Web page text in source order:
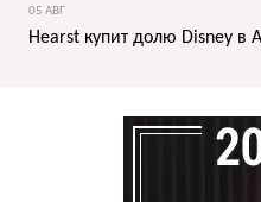
05 АВГ
Hearst купит долю Disney в